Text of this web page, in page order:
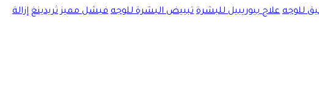
للوجه علاج بيوريبيل للبشرة تبييض البشرة للوجه فيشل مميز ثريدينغ إزالة